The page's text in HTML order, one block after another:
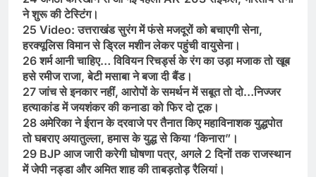
ने शुरू की टेस्टिंग।
25 Video: उत्तराखंड सुरंग में फंसे मजदूरों को बचाएगी सेना,
हरक्यूलिस विमान से ड्रिल मशीन लेकर पहुंची वायुसेना।
26 शर्म आनी चाहिए… विवियन रिचर्ड्स के रंग का उड़ा मजाक तो खूब
हसे रमीज राजा, बेटी मसाबा ने बजा दी बैंड।
27 जांच से इनकार नहीं, आरोपों के समर्थन में सबूत तो दो…निज्जर
हत्याकांड में जयशंकर की कनाडा को फिर दो टूक।
28 अमेरिका ने ईरान के दरवाजे पर तैनात किए महाव‍िनाशक युद्धपोत
तो घबराए अयातुल्‍ला, हमास के युद्ध से किया ‘किनारा”।
29 BJP आज जारी करेगी घोषणा पत्र, अगले 2 दिनों तक राजस्थान
में जेपी नड्डा और अमित शाह की ताबड़तोड़ रैलियां।